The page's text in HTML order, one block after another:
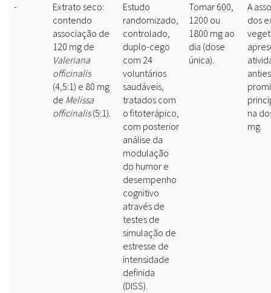
-
Extrato seco:
contendo
associação de
120 mg de
Valeriana
officinalis
(4,5:1) e 80 mg
de Melissa
officinalis(5:1).
Estudo
randomizado,
controlado,
duplo-cego
com 24
voluntários
saudáveis,
tratados com
o fitoterápico,
com posterior
análise da
modulação
do humor e
desempenho
cognitivo
através de
testes de
simulação de
estresse de
intensidade
definida
(DISS).
Tomar 600,
1200 ou
1800 mg ao
dia (dose
única).
A
dos
na
mg.